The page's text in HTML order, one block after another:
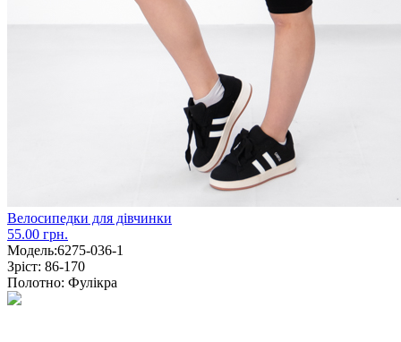
Велосипедки для дівчинки
55.00 грн.
Модель:6275-036-1
Зріст: 86-170
Полотно: Фулікра